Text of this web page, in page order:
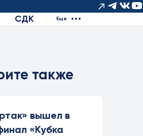
СДК Еще
также
вышел в
«Кубка